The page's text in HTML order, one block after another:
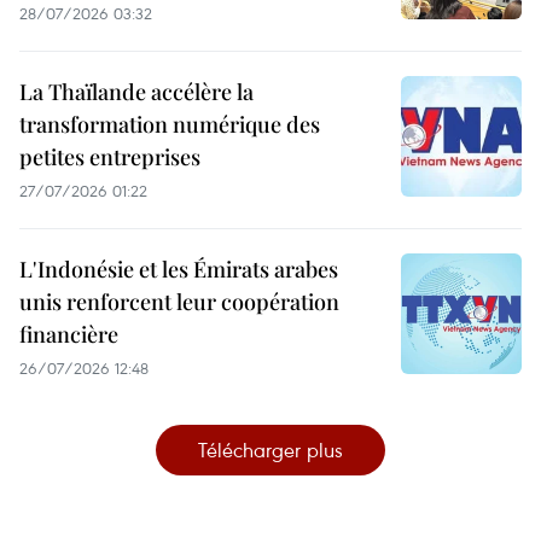
28/07/2026 03:32
La Thaïlande accélère la
transformation numérique des
petites entreprises
27/07/2026 01:22
L'Indonésie et les Émirats arabes
unis renforcent leur coopération
financière
26/07/2026 12:48
Télécharger plus